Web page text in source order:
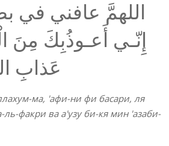
اللهمَّ عافني في
إِنّـي أَعـوذُبِكَ مِنَ
عَذابِ
ма, 'афи-ни фи басари, ля
факри ва а'узу би-кя мин 'азаби-